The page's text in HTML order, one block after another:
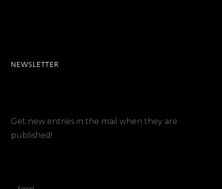
NEWSLETTER
Get new entries in the mail when they are
published!